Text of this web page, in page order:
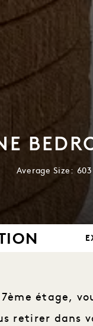
Average Size:
étage,
retirer dans